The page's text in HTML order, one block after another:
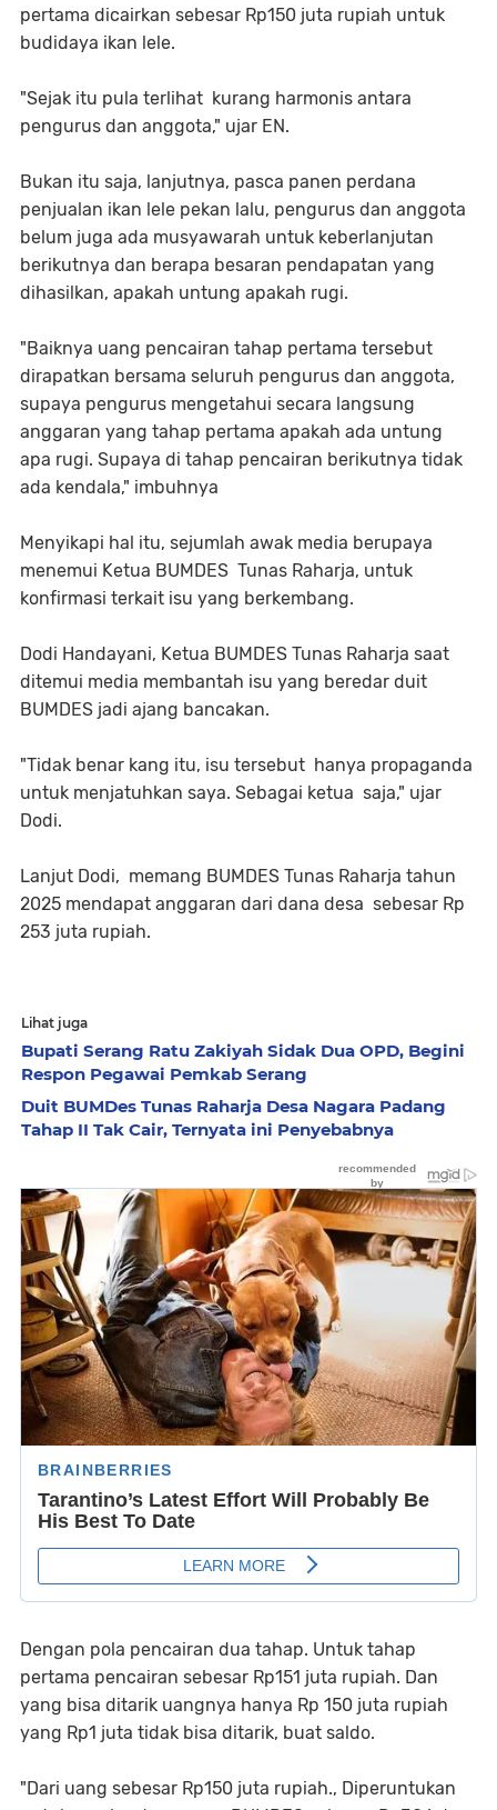
pertama dicairkan sebesar Rp150 juta rupiah untuk
budidaya ikan lele.
"Sejak itu pula terlihat kurang harmonis antara
pengurus dan anggota," ujar EN.
Bukan itu saja, lanjutnya, pasca panen perdana
penjualan ikan lele pekan lalu, pengurus dan anggota
belum juga ada musyawarah untuk keberlanjutan
berikutnya dan berapa besaran pendapatan yang
dihasilkan, apakah untung apakah rugi.
"Baiknya uang pencairan tahap pertama tersebut
dirapatkan bersama seluruh pengurus dan anggota,
supaya pengurus mengetahui secara langsung
anggaran yang tahap pertama apakah ada untung
apa rugi. Supaya di tahap pencairan berikutnya tidak
ada kendala," imbuhnya
Menyikapi hal itu, sejumlah awak media berupaya
menemui Ketua BUMDES Tunas Raharja, untuk
konfirmasi terkait isu yang berkembang.
Dodi Handayani, Ketua BUMDES Tunas Raharja saat
ditemui media membantah isu yang beredar duit
BUMDES jadi ajang bancakan.
"Tidak benar kang itu, isu tersebut hanya propaganda
untuk menjatuhkan saya. Sebagai ketua saja," ujar
Dodi.
Lanjut Dodi, memang BUMDES Tunas Raharja tahun
2025 mendapat anggaran dari dana desa sebesar Rp
253 juta rupiah.
Lihat juga
Bupati Serang Ratu Zakiyah Sidak Dua OPD, Begini
Respon Pegawai Pemkab Serang
Duit BUMDes Tunas Raharja Desa Nagara Padang
Tahap II Tak Cair, Ternyata ini Penyebabnya
Dengan pola pencairan dua tahap. Untuk tahap
pertama pencairan sebesar Rp151 juta rupiah. Dan
yang bisa ditarik uangnya hanya Rp 150 juta rupiah
yang Rp1 juta tidak bisa ditarik, buat saldo.
"Dari uang sebesar Rp150 juta rupiah., Diperuntukan